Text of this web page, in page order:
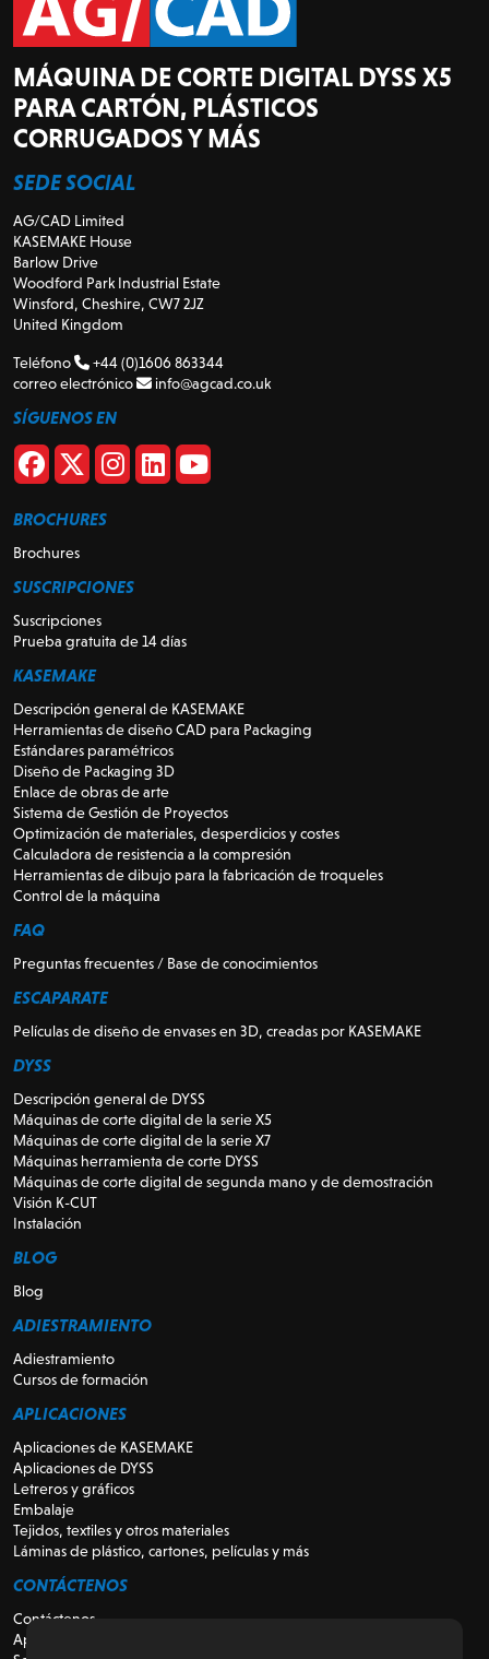
MÁQUINA DE CORTE DIGITAL DYSS X5
PARA CARTÓN, PLÁSTICOS
CORRUGADOS Y MÁS
SEDE SOCIAL
AG/CAD Limited
KASEMAKE House
Barlow Drive
Woodford Park Industrial Estate
Winsford, Cheshire, CW7 2JZ
United Kingdom
Teléfono
+44 (0)1606 863344
correo electrónico
info@agcad.co.uk
SÍGUENOS EN
BROCHURES
Brochures
SUSCRIPCIONES
Suscripciones
Prueba gratuita de 14 días
KASEMAKE
Descripción general de KASEMAKE
Herramientas de diseño CAD para Packaging
Estándares paramétricos
Diseño de Packaging 3D
Enlace de obras de arte
Sistema de Gestión de Proyectos
Optimización de materiales, desperdicios y costes
Calculadora de resistencia a la compresión
Herramientas de dibujo para la fabricación de troqueles
Control de la máquina
FAQ
Preguntas frecuentes / Base de conocimientos
ESCAPARATE
Películas de diseño de envases en 3D, creadas por KASEMAKE
DYSS
Descripción general de DYSS
Máquinas de corte digital de la serie X5
Máquinas de corte digital de la serie X7
Máquinas herramienta de corte DYSS
Máquinas de corte digital de segunda mano y de demostración
Visión K-CUT
Instalación
BLOG
Blog
ADIESTRAMIENTO
Adiestramiento
Cursos de formación
APLICACIONES
Aplicaciones de KASEMAKE
Aplicaciones de DYSS
Letreros y gráficos
Embalaje
Tejidos, textiles y otros materiales
Láminas de plástico, cartones, películas y más
CONTÁCTENOS
Contáctenos
Apoyo